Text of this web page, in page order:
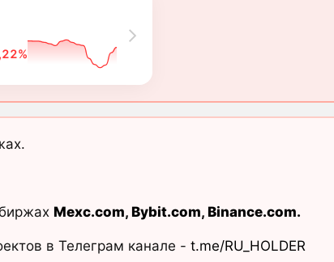
Mexc.com, Bybit.com, Binance.com.
в Телеграм канале - t.me/RU_HOLDER